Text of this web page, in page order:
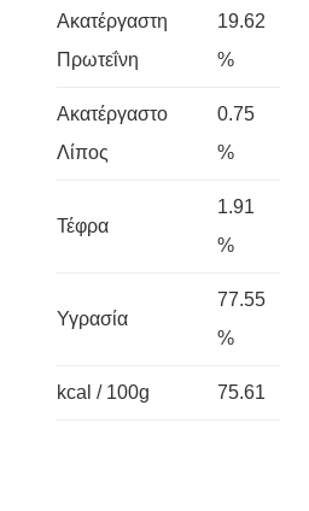
Ακατέργαστη
Πρωτεΐνη
19.62
%
Ακατέργαστο
Λίπος
0.75
%
Τέφρα
1.91
%
Υγρασία
77.55
%
kcal / 100g 75.61